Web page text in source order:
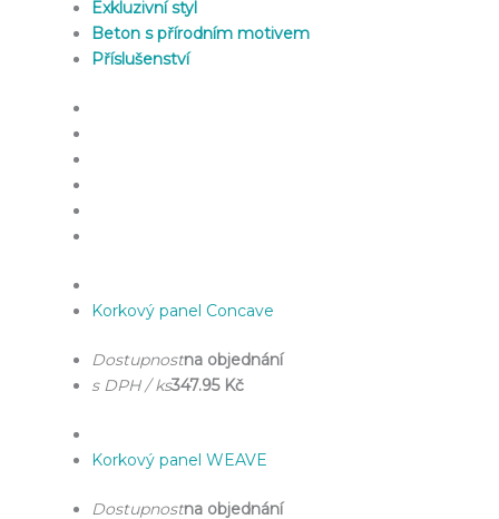
Exkluzivní styl
Beton s přírodním motivem
Příslušenství
Korkový panel Concave
Dostupnostna objednání
s DPH / ks347.95 Kč
Korkový panel WEAVE
Dostupnostna objednání